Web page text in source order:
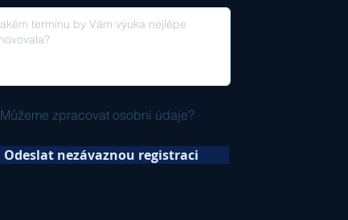
Můžeme zpracovat osobní údaje?
Odeslat nezávaznou registraci